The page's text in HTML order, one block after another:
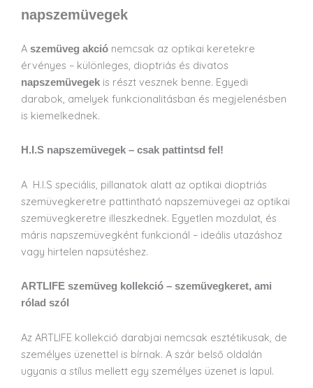
napszemüvegek
A szemüveg akciónemcsak az optikai keretekre
érvényes – különleges, dioptriás és divatos
napszemüvegekis részt vesznek benne. Egyedi
darabok, amelyek funkcionalitásban és megjelenésben
is kiemelkednek.
H.I.S napszemüvegek – csak pattintsd fel!
A H.I.S speciális, pillanatok alatt az optikai dioptriás
szemüvegkeretre pattintható napszemüvegei az optikai
szemüvegkeretre illeszkednek. Egyetlen mozdulat, és
máris napszemüvegként funkcionál – ideális utazáshoz
vagy hirtelen napsütéshez.
ARTLIFE szemüveg kollekció – szemüvegkeret, ami
rólad szól
Az ARTLIFE kollekció darabjai nemcsak esztétikusak, de
személyes üzenettel is bírnak. A szár belső oldalán
ugyanis a stílus mellett egy személyes üzenet is lapul.